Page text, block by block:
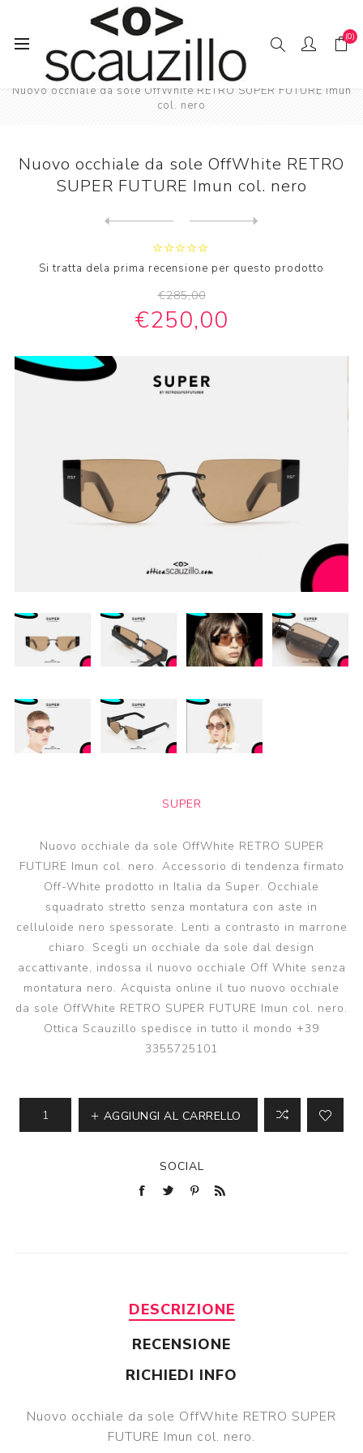
(0)
Pagina iniziale
SO // LE
Nuovo occhiale da sole OffWhite RETRO SUPER FUTURE Imun
col. nero
Nuovo occhiale da sole OffWhite RETRO
SUPER FUTURE Imun col. nero
Si tratta dela prima recensione per questo prodotto
€285,00
€250,00
SUPER
Nuovo occhiale da sole OffWhite RETRO SUPER
FUTURE Imun col. nero. Accessorio di tendenza firmato
Off-White prodotto in Italia da Super. Occhiale
squadrato stretto senza montatura con aste in
celluloide nero spessorate. Lenti a contrasto in marrone
chiaro. Scegli un occhiale da sole dal design
accattivante, indossa il nuovo occhiale Off White senza
montatura nero. Acquista online il tuo nuovo occhiale
da sole OffWhite RETRO SUPER FUTURE Imun col. nero.
Ottica Scauzillo spedisce in tutto il mondo +39
3355725101
AGGIUNGI AL CARRELLO
SOCIAL
DESCRIZIONE
RECENSIONE
RICHIEDI INFO
Nuovo occhiale da sole OffWhite RETRO SUPER
FUTURE Imun col. nero.